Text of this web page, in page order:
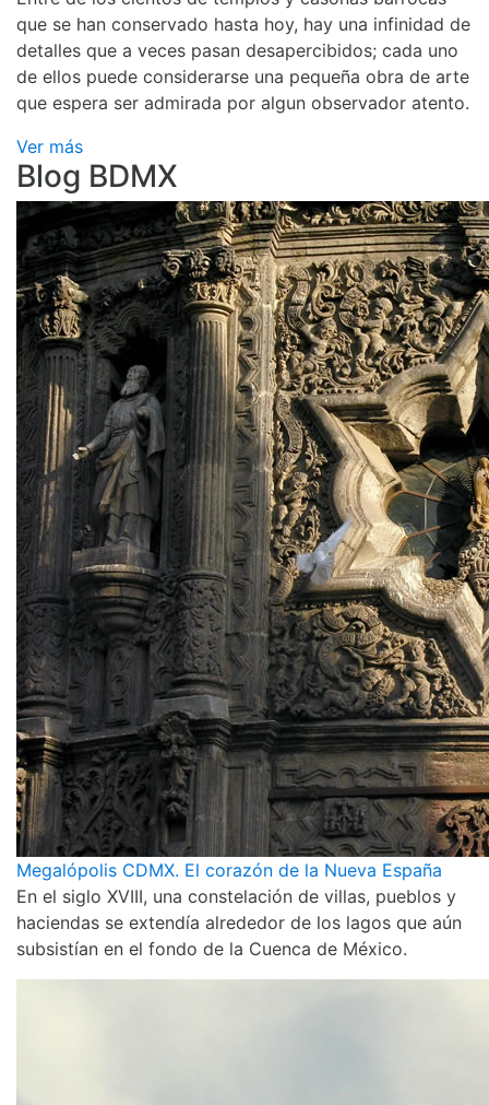
que se han conservado hasta hoy, hay una infinidad de
detalles que a veces pasan desapercibidos; cada uno
de ellos puede considerarse una pequeña obra de arte
que espera ser admirada por algun observador atento.
Ver más
Blog BDMX
Megalópolis CDMX. El corazón de la Nueva España
En el siglo XVIII, una constelación de villas, pueblos y
haciendas se extendía alrededor de los lagos que aún
subsistían en el fondo de la Cuenca de México.